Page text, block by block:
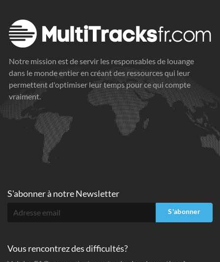
Notre mission est de servir les responsables de louange
dans le monde entier en créant des ressources qui leur
permettent d'optimiser leur temps pour ce qui compte
vraiment.
S'abonner à notre Newsletter
S'abonner
Vous rencontrez des difficultés?